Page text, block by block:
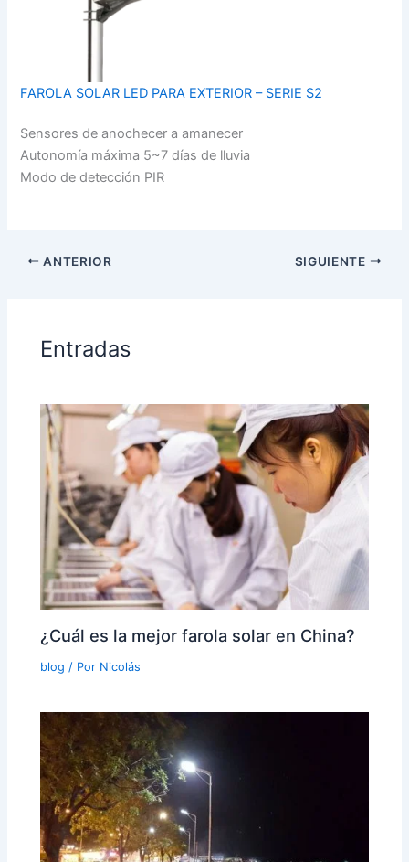
FAROLA SOLAR LED PARA EXTERIOR – SERIE S2
Sensores de anochecer a amanecer
Autonomía máxima 5~7 días de lluvia
Modo de detección PIR
ANTERIOR SIGUIENTE
Entradas
¿Cuál es la mejor farola solar en China?
blog / Por Nicolás